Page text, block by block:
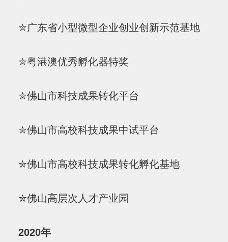
✮广东省小型微型企业创业创新示范基地
✮粤港澳优秀孵化器特奖
✮佛山市科技成果转化平台
✮佛山市高校科技成果中试平台
✮佛山市高校科技成果转化孵化基地
✮佛山高层次人才产业园
2020年